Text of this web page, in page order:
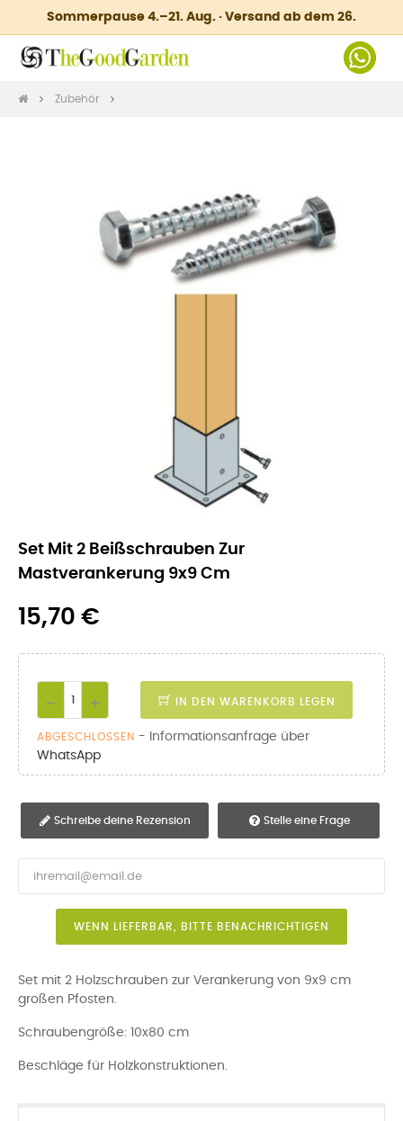
Sommerpause 4.–21. Aug. · Versand ab dem 26.
Zubehör
Set Mit 2 Beißschrauben Zur
Mastverankerung 9x9 Cm
15,70 €
IN DEN WARENKORB LEGEN
ABGESCHLOSSEN - Informationsanfrage über
WhatsApp
Schreibe deine Rezension Stelle eine Frage
WENN LIEFERBAR, BITTE BENACHRICHTIGEN
Set mit 2 Holzschrauben zur Verankerung von 9x9 cm
großen Pfosten.
Schraubengröße: 10x80 cm
Beschläge für Holzkonstruktionen.